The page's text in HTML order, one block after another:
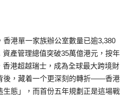
港單一家族辦公室數量已逾3,380
資產管理總值突破35萬億港元，按年
香港超越瑞士，成為全球最大跨境財
後，藏着一个更深刻的轉折——香港
生態」，而首份五年規劃正是這場戰